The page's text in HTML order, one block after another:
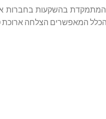
המאפשרים הצלחה ארוכת